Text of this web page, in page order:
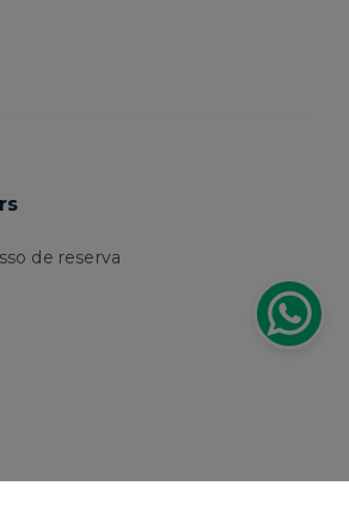
de reserva